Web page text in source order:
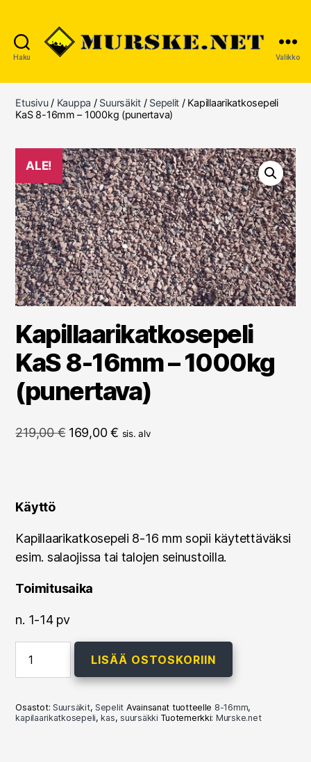
Haku Valikko
Etusivu/ Kauppa / Suursäkit/ Sepelit / Kapillaarikatkosepeli
KaS 8-16mm – 1000kg (punertava)
ALE!
Kapillaarikatkosepeli
KaS 8-16mm – 1000kg
(punertava)
219,00€ Alkuperäinen
169,00€Nykyinen
sis. alv
Käyttö
Kapillaarikatkosepeli 8-16 mm sopii käytettäväksi
esim. salaojissa tai talojen seinustoilla.
Toimitusaika
n. 1-14 pv
Kapillaarikatkosepeli
KaS
8-
-
1000kg
LISÄÄ OSTOSKORIIN
Osastot: Suursäkit,Sepelit Avainsanat tuotteelle 8-16mm,
kapilaarikatkosepeli,kas,suursäkki Tuotemerkki: Murske.net